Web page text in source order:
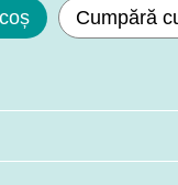
Cumpără